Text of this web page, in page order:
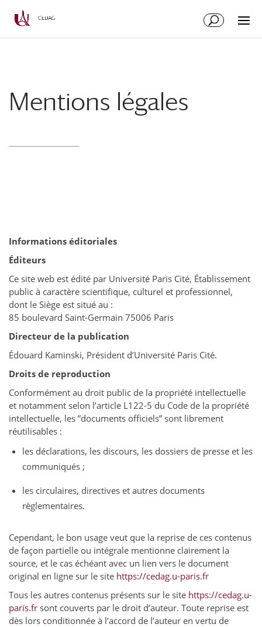
Mentions légales
Informations éditoriales
Éditeurs
Ce site web est édité par Université Paris Cité, Établissement
public à caractère scientifique, culturel et professionnel,
dont le Siège est situé au :
85 boulevard Saint-Germain 75006 Paris
Directeur de la publication
Édouard Kaminski, Président d’Université Paris Cité.
Droits de reproduction
Conformément au droit public de la propriété intellectuelle
et notamment selon l’article L122-5 du Code de la propriété
intellectuelle, les ”documents officiels” sont librement
réutilisables :
les déclarations, les discours, les dossiers de presse et les
communiqués ;
les circulaires, directives et autres documents
règlementaires.
Cependant, le bon usage veut que la reprise de ces contenus
de façon partielle ou intégrale mentionne clairement la
source, et le cas échéant avec un lien vers le document
original en ligne sur le site https://cedag.u-paris.fr
Tous les autres contenus présents sur le site https://cedag.u-
paris.fr sont couverts par le droit d’auteur. Toute reprise est
dès lors conditionnée à l’accord de l’auteur en vertu de